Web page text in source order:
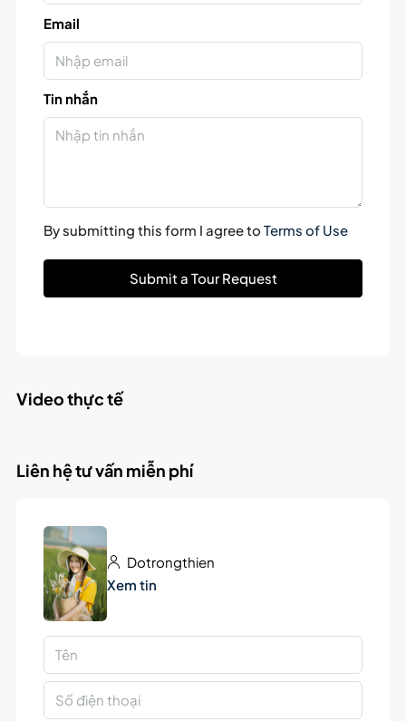
Email
Tin nhắn
By submitting this form I agree to Terms of Use
Submit a Tour Request
Video thực tế
Liên hệ tư vấn miễn phí
Dotrongthien
Xem tin